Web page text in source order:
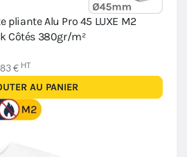
pliante Alu Pro 45 LUXE M2
Côtés 380gr/m²
€ HT
AU PANIER